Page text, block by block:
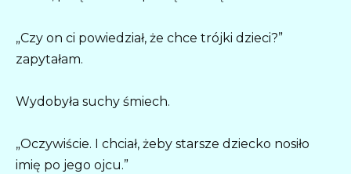
„Czy on ci powiedział, że chce trójki dzieci?”
zapytałam.
Wydobyła suchy śmiech.
„Oczywiście. I chciał, żeby starsze dziecko nosiło
imię po jego ojcu.”